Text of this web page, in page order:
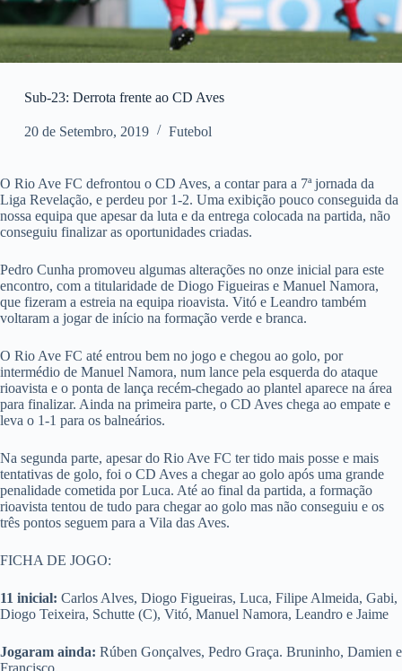
Sub-23: Derrota frente ao CD Aves
20 de Setembro, 2019 Futebol
O Rio Ave FC defrontou o CD Aves, a contar para a 7ª jornada da
Liga Revelação, e perdeu por 1-2. Uma exibição pouco conseguida da
nossa equipa que apesar da luta e da entrega colocada na partida, não
conseguiu finalizar as oportunidades criadas.
Pedro Cunha promoveu algumas alterações no onze inicial para este
encontro, com a titularidade de Diogo Figueiras e Manuel Namora,
que fizeram a estreia na equipa rioavista. Vitó e Leandro também
voltaram a jogar de início na formação verde e branca.
O Rio Ave FC até entrou bem no jogo e chegou ao golo, por
intermédio de Manuel Namora, num lance pela esquerda do ataque
rioavista e o ponta de lança recém-chegado ao plantel aparece na área
para finalizar. Ainda na primeira parte, o CD Aves chega ao empate e
leva o 1-1 para os balneários.
Na segunda parte, apesar do Rio Ave FC ter tido mais posse e mais
tentativas de golo, foi o CD Aves a chegar ao golo após uma grande
penalidade cometida por Luca. Até ao final da partida, a formação
rioavista tentou de tudo para chegar ao golo mas não conseguiu e os
três pontos seguem para a Vila das Aves.
FICHA DE JOGO:
11 inicial: Carlos Alves, Diogo Figueiras, Luca, Filipe Almeida, Gabi,
Diogo Teixeira, Schutte (C), Vitó, Manuel Namora, Leandro e Jaime
Jogaram ainda: Rúben Gonçalves, Pedro Graça. Bruninho, Damien e
Francisco.